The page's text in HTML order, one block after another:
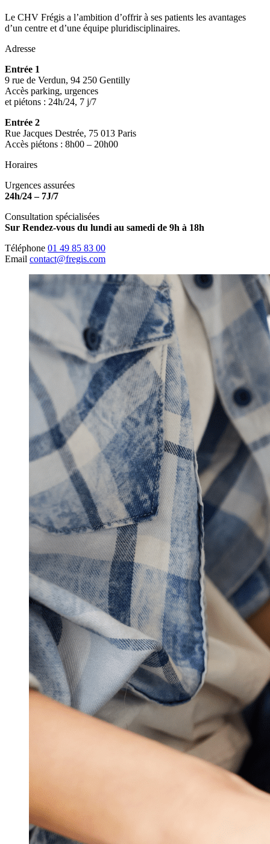
Le CHV Frégis a l’ambition d’offrir à ses patients les avantages
d’un centre et d’une équipe pluridisciplinaires.
Adresse
Entrée 1
9 rue de Verdun, 94 250 Gentilly
Accès parking, urgences
et piétons : 24h/24, 7 j/7
Entrée 2
Rue Jacques Destrée, 75 013 Paris
Accès piétons : 8h00 – 20h00
Horaires
Urgences assurées
24h/24 – 7J/7
Consultation spécialisées
Sur Rendez-vous du lundi au samedi de 9h à 18h
Téléphone 01 49 85 83 00
Email contact@fregis.com